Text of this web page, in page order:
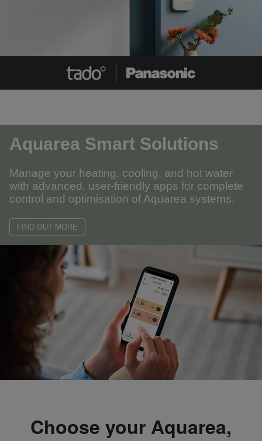
Aquarea Smart Solutions
Manage your heating, cooling, and hot water
with advanced, user-friendly apps for complete
control and optimisation of Aquarea systems.
FIND OUT MORE
Choose your Aquarea,